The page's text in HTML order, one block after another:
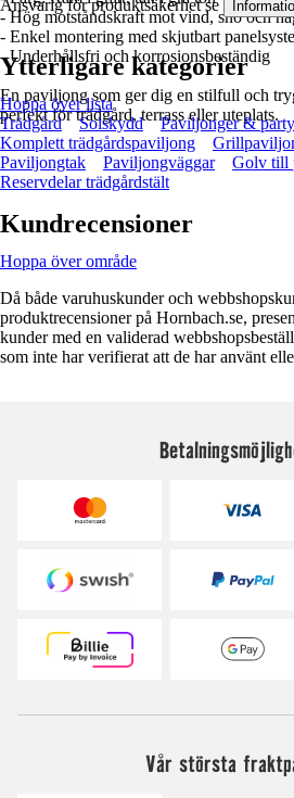
- Hög motståndskraft mot vind, snö och
- Enkel montering med skjutbart
- Underhållsfri och korrosionsbeständig
En paviljong som ger dig en stilfull och
perfekt för trädgård, terrass eller uteplats.
Ansvarig för produktsäkerhet se
Ytterligare kategorier
Hoppa över lista
Trädgård
Solskydd Paviljonger &
Komplett trädgårdspaviljong
Paviljongtak
Paviljongväggar
Golv till
Reservdelar trädgårdstält
Kundrecensioner
Hoppa över område
Då både varuhuskunder och
produktrecensioner på Hornbach.se,
kunder med en validerad
som inte har verifierat att de har använt
Vår största